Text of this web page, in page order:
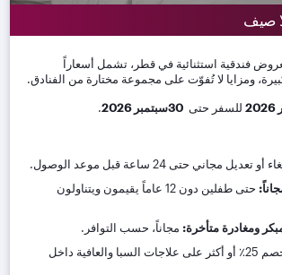
صيف
فندقية استثنائية في قطر، تشمل أسعاراً
ومزايا لا تُفوّت على مجموعة مختارة من الفنادق.
للسفر حتى 30سبتمبر 2026
.
أو تعديل مجاني حتى 24 ساعة قبل موعد الوصول
.
:
حتى طفلين دون 12 عاماً يقيمون ويتناولون
ومغادرة متأخرة: مجاناً، حسب التوافر .
خصم 25٪ أو أكثر على علاجات السبا والعافية داخل